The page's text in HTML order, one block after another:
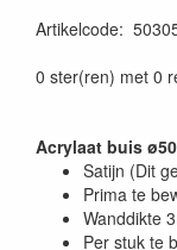
Artikelcode:
0 ster(ren) met 0
Acrylaat buis
Satijn (Dit
Prima te
Wanddikte
Per stuk te